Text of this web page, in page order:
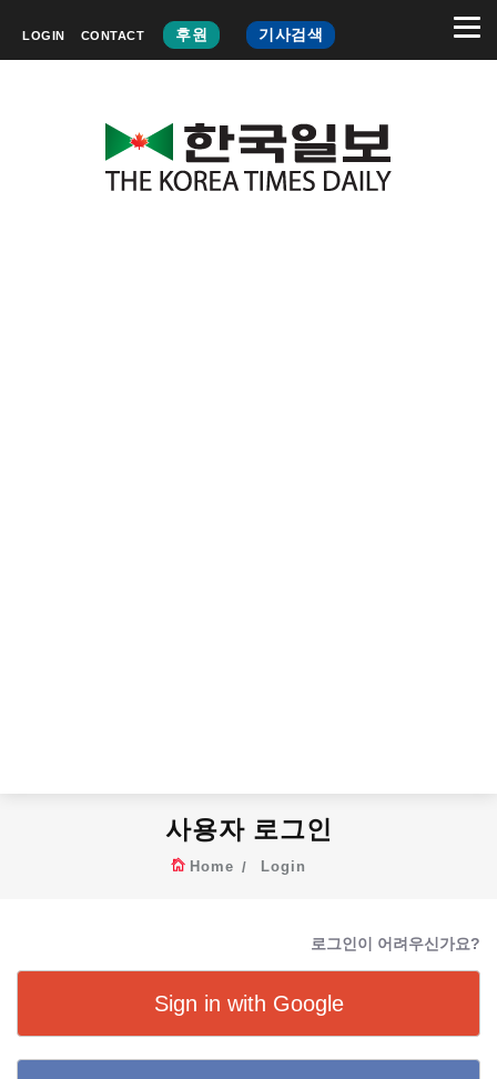
LOGIN CONTACT 후원 기사검색
사용자 로그인
Home Login
로그인이 어려우신가요?
Sign in with Google